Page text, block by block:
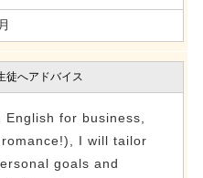
徒へアドバイス
for business,
I will tailor
goals and